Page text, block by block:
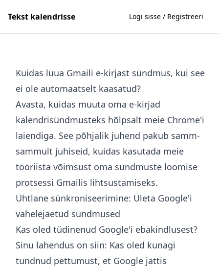
Tekst kalendrisse Logi sisse / Registreeri
Kuidas luua Gmaili e-kirjast sündmus, kui see
ei ole automaatselt kaasatud?
Avasta, kuidas muuta oma e-kirjad
kalendrisündmusteks hõlpsalt meie Chrome'i
laiendiga. See põhjalik juhend pakub samm-
sammult juhiseid, kuidas kasutada meie
tööriista võimsust oma sündmuste loomise
protsessi Gmailis lihtsustamiseks.
Ühtlane sünkroniseerimine: Ületa Google'i
vahelejäetud sündmused
Kas oled tüdinenud Google'i ebakindlusest?
Sinu lahendus on siin: Kas oled kunagi
tundnud pettumust, et Google jättis